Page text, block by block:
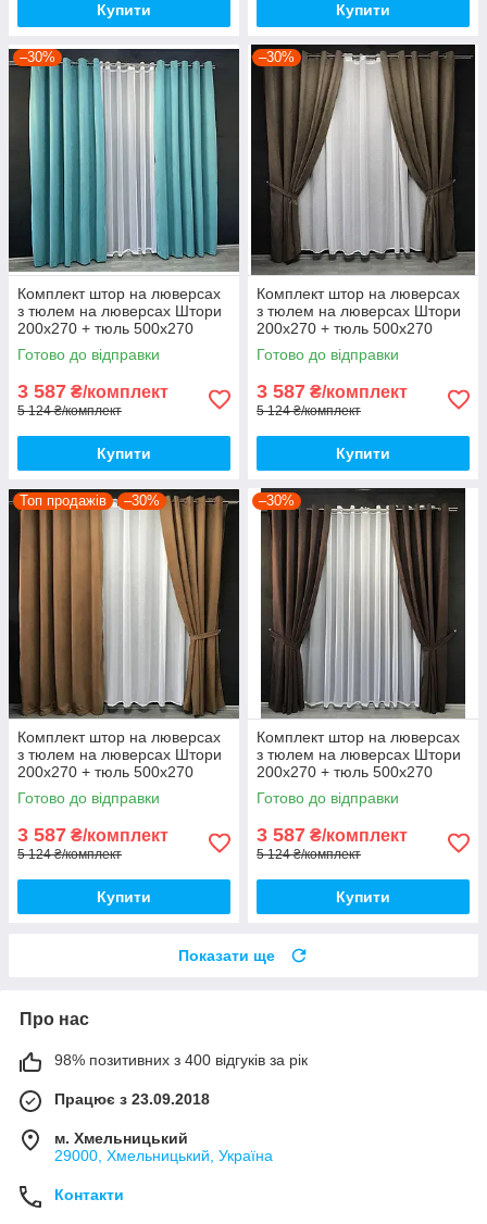
Купити Купити
–30%
Комплект штор на люверсах
з тюлем на люверсах Штори
200х270 + тюль 500х270
Штори з підхопленнями Колір
Бірюзовий
Готово до відправки
3 587 ₴/комплект
5 124 ₴/комплект
Купити
–30%
Комплект штор на люверсах
з тюлем на люверсах Штори
200х270 + тюль 500х270
Штори з підхопленнями Колір
Кавовий
Готово до відправки
3 587 ₴/комплект
5 124 ₴/комплект
Купити
Топ продажів –30%
Комплект штор на люверсах
з тюлем на люверсах Штори
200х270 + тюль 500х270
Штори з підхопленнями Колір
Кавовий
Готово до відправки
3 587 ₴/комплект
5 124 ₴/комплект
Купити
–30%
Комплект штор на люверсах
з тюлем на люверсах Штори
200х270 + тюль 500х270
Штори з підхопленнями Колір
Шоколадні
Готово до відправки
3 587 ₴/комплект
5 124 ₴/комплект
Купити
Показати ще
Про нас
98% позитивних з 400 відгуків за рік
Працює з 23.09.2018
м. Хмельницький
29000, Хмельницький, Україна
Контакти